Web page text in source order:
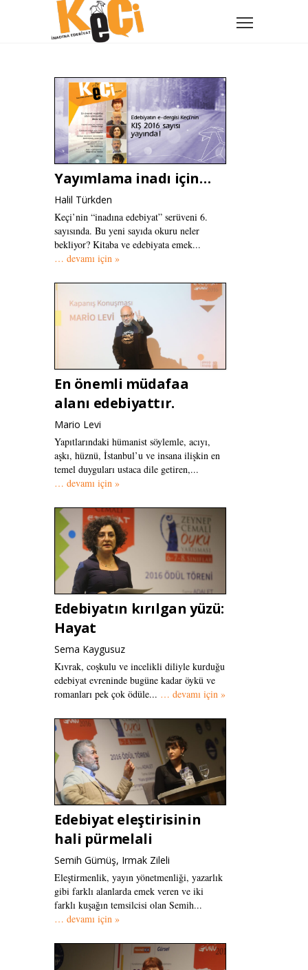
Yayımlama inadı için…
Halil Türkden
Keçi’nin “inadına edebiyat” serüveni 6.
sayısında. Bu yeni sayıda okuru neler
bekliyor? Kitaba ve edebiyata emek...
… devamı için »
En önemli müdafaa
alanı edebiyattır.
Mario Levi
Yapıtlarındaki hümanist söylemle, acıyı,
aşkı, hüznü, İstanbul’u ve insana ilişkin en
temel duyguları ustaca dile getiren,...
… devamı için »
Edebiyatın kırılgan yüzü:
Hayat
Sema Kaygusuz
Kıvrak, coşkulu ve incelikli diliyle kurduğu
edebiyat evreninde bugüne kadar öykü ve
romanları pek çok ödüle... … devamı için »
Edebiyat eleştirisinin
hali pürmelali
Semih Gümüş, Irmak Zileli
Eleştirmenlik, yayın yönetmenliği, yazarlık
gibi farklı alanlarda emek veren ve iki
farklı kuşağın temsilcisi olan Semih...
… devamı için »